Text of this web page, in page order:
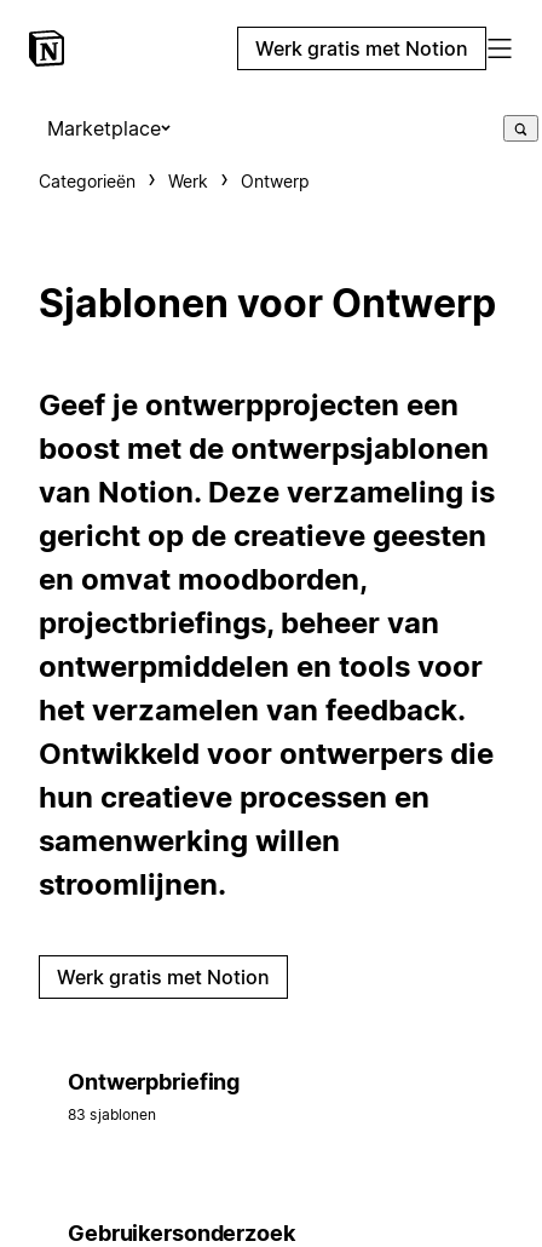
Werk gratis met Notion
Marketplace
Categorieën Werk Ontwerp
Sjablonen voor Ontwerp
Geef je ontwerpprojecten een
boost met de ontwerpsjablonen
van Notion. Deze verzameling is
gericht op de creatieve geesten
en omvat moodborden,
projectbriefings, beheer van
ontwerpmiddelen en tools voor
het verzamelen van feedback.
Ontwikkeld voor ontwerpers die
hun creatieve processen en
samenwerking willen
stroomlijnen.
Werk gratis met Notion
Ontwerpbriefing
83 sjablonen
Gebruikersonderzoek